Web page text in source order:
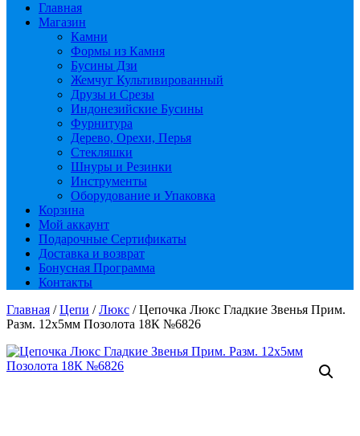
Главная
Магазин
Камни
Формы из Камня
Бусины Дзи
Жемчуг Культивированный
Друзы и Срезы
Индонезийские Бусины
Фурнитура
Дерево, Орехи, Перья
Стекляшки
Шнуры и Резинки
Инструменты
Оборудование и Упаковка
Корзина
Мой аккаунт
Подарочные Сертификаты
Доставка и возврат
Бонусная Программа
Контакты
Главная /Цепи /Люкс / Цепочка Люкс Гладкие Звенья Прим.
Разм. 12х5мм Позолота 18К №6826